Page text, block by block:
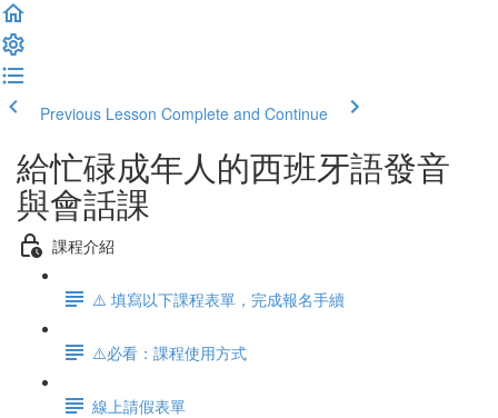
Previous Lesson Complete and Continue
給忙碌成年人的西班牙語發音
與會話課
課程介紹
⚠️ 填寫以下課程表單，完成報名手續
⚠️必看：課程使用方式
線上請假表單